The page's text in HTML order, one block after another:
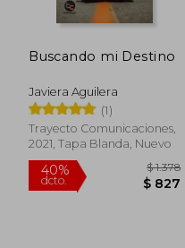
Buscando mi Destino
Javiera Aguilera
(1)
Trayecto Comunicaciones,
2021, Tapa Blanda, Nuevo